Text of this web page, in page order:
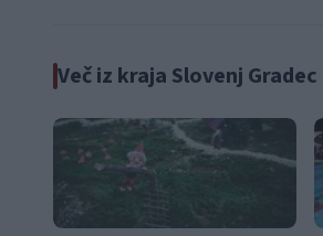
Več iz kraja Slovenj Gradec